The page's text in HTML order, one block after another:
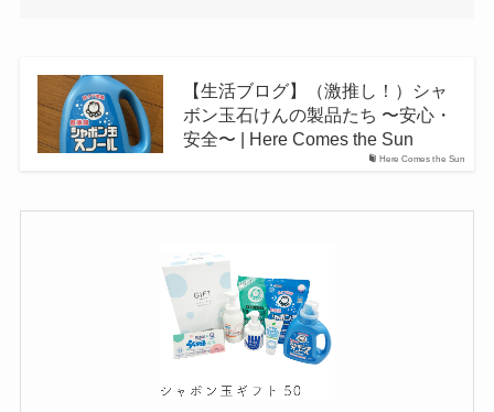
Here Comes the Sun
【生活ブログ】（激推し！）シャ
ボン玉石けんの製品たち 〜安心・
安全〜 | Here Comes the Sun